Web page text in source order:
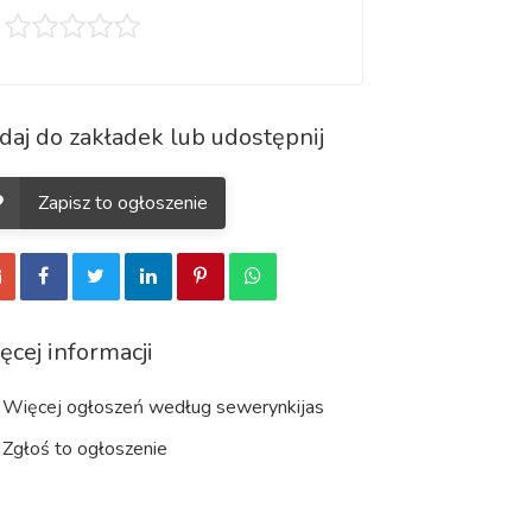
do zakładek lub udostępnij
Zapisz to ogłoszenie
informacji
Więcej ogłoszeń według sewerynkijas
Zgłoś to ogłoszenie